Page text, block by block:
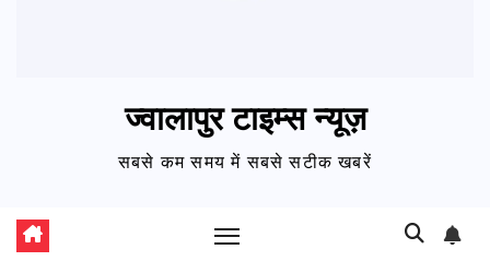
ज्वालापुर टाइम्स न्यूज़
सबसे कम समय में सबसे सटीक खबरें